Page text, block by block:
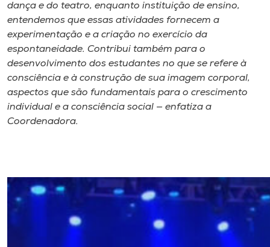
dança e do teatro, enquanto instituição de ensino,
entendemos que essas atividades fornecem a
experimentação e a criação no exercício da
espontaneidade. Contribui também para o
desenvolvimento dos estudantes no que se refere à
consciência e à construção de sua imagem corporal,
aspectos que são fundamentais para o crescimento
individual e a consciência social — enfatiza a
Coordenadora.